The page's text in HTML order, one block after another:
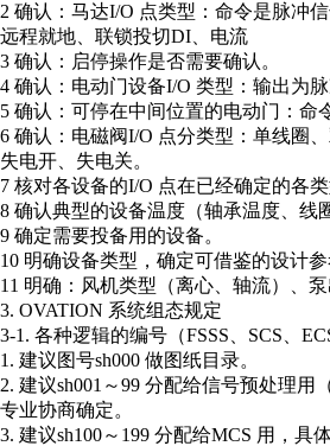
2 确认：马达I/O 点类型：命令是脉冲
远程就地、联锁投切DI、电流
3 确认：启停操作是否需要确认。
4 确认：电动门设备I/O 类型：输出为
5 确认：可停在中间位置的电动门：命
6 确认：电磁阀I/O 点分类型：单线圈
失电开、失电关。
7 核对各设备的I/O 点在已经确定的各
8 确认典型的设备温度（轴承温度、线
9 确定需要投备用的设备。
10 明确设备类型，确定可借鉴的设计参
11 明确：风机类型（离心、轴流）、泵
3. OVATION 系统组态规定
3-1. 各种逻辑的编号（FSSS、SCS、
1. 建议图号sh000 做图纸目录。
2. 建议sh001～99 分配给信号预处理
专业协商确定。
3. 建议sh100～199 分配给MCS 用，